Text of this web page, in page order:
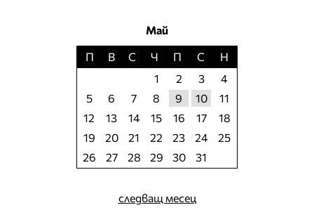
Май
П
В С Ч П С
Н
1
2 3
4
5
6 7 8 9 10
11
12
13 14 15 16 17
18
19
20 21 22 23 24
25
26
27 28 29 30 31
следващ месец